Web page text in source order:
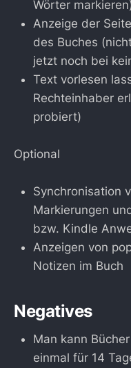
Wörter
Anzeige der
des Buches
jetzt noch bei
Text vorlesen
Rechteinhaber
probiert)
Optional
Synchronisation
Markierungen
bzw. Kindle
Anzeigen von
Notizen im Buch
Negatives
Man kann
einmal für 14